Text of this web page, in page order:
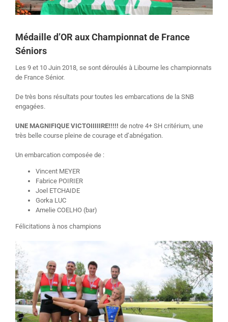
Médaille d’OR aux Championnat de France
Séniors
Les 9 et 10 Juin 2018, se sont déroulés à Libourne les championnats
de France Sénior.
De très bons résultats pour toutes les embarcations de la SNB
engagées.
UNE MAGNIFIQUE VICTOIIIIIRE!!!!! de notre 4+ SH critérium, une
très belle course pleine de courage et d’abnégation.
Un embarcation composée de :
Vincent MEYER
Fabrice POIRIER
Joel ETCHAIDE
Gorka LUC
Amelie COELHO (bar)
Félicitations à nos champions